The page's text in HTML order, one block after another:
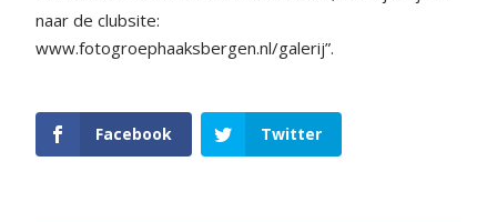
naar de clubsite:
www.fotogroephaaksbergen.nl/galerij”.
Facebook Twitter